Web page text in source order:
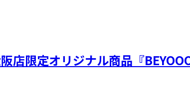
店限定オリジナル商品『